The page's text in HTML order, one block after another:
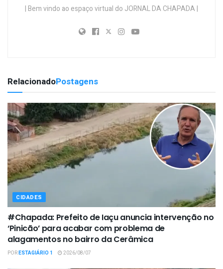
| Bem vindo ao espaço virtual do JORNAL DA CHAPADA |
RelacionadoPostagens
CIDADES
#Chapada: Prefeito de Iaçu anuncia intervenção no
‘Pinicão’ para acabar com problema de
alagamentos no bairro da Cerâmica
PORESTAGIÁRIO 1 2026/08/07